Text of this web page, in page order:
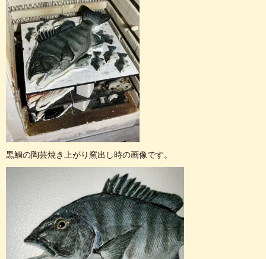
黒鯛の陶芸焼き上がり窯出し時の画像です。